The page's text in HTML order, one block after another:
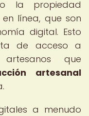
la propiedad
línea, que son
digital. Esto
de acceso a
que
artesanal
a menudo